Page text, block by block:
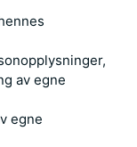
av egne
egne